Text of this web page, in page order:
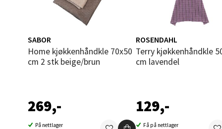
SABOR
Home kjøkkenhåndkle 70x50
cm 2 stk beige/brun
269,-
På nettlager
ROSENDAHL
Terry kjøkkenhåndkle 50x70
cm lavendel
129,-
Få på nettlager
Åpent